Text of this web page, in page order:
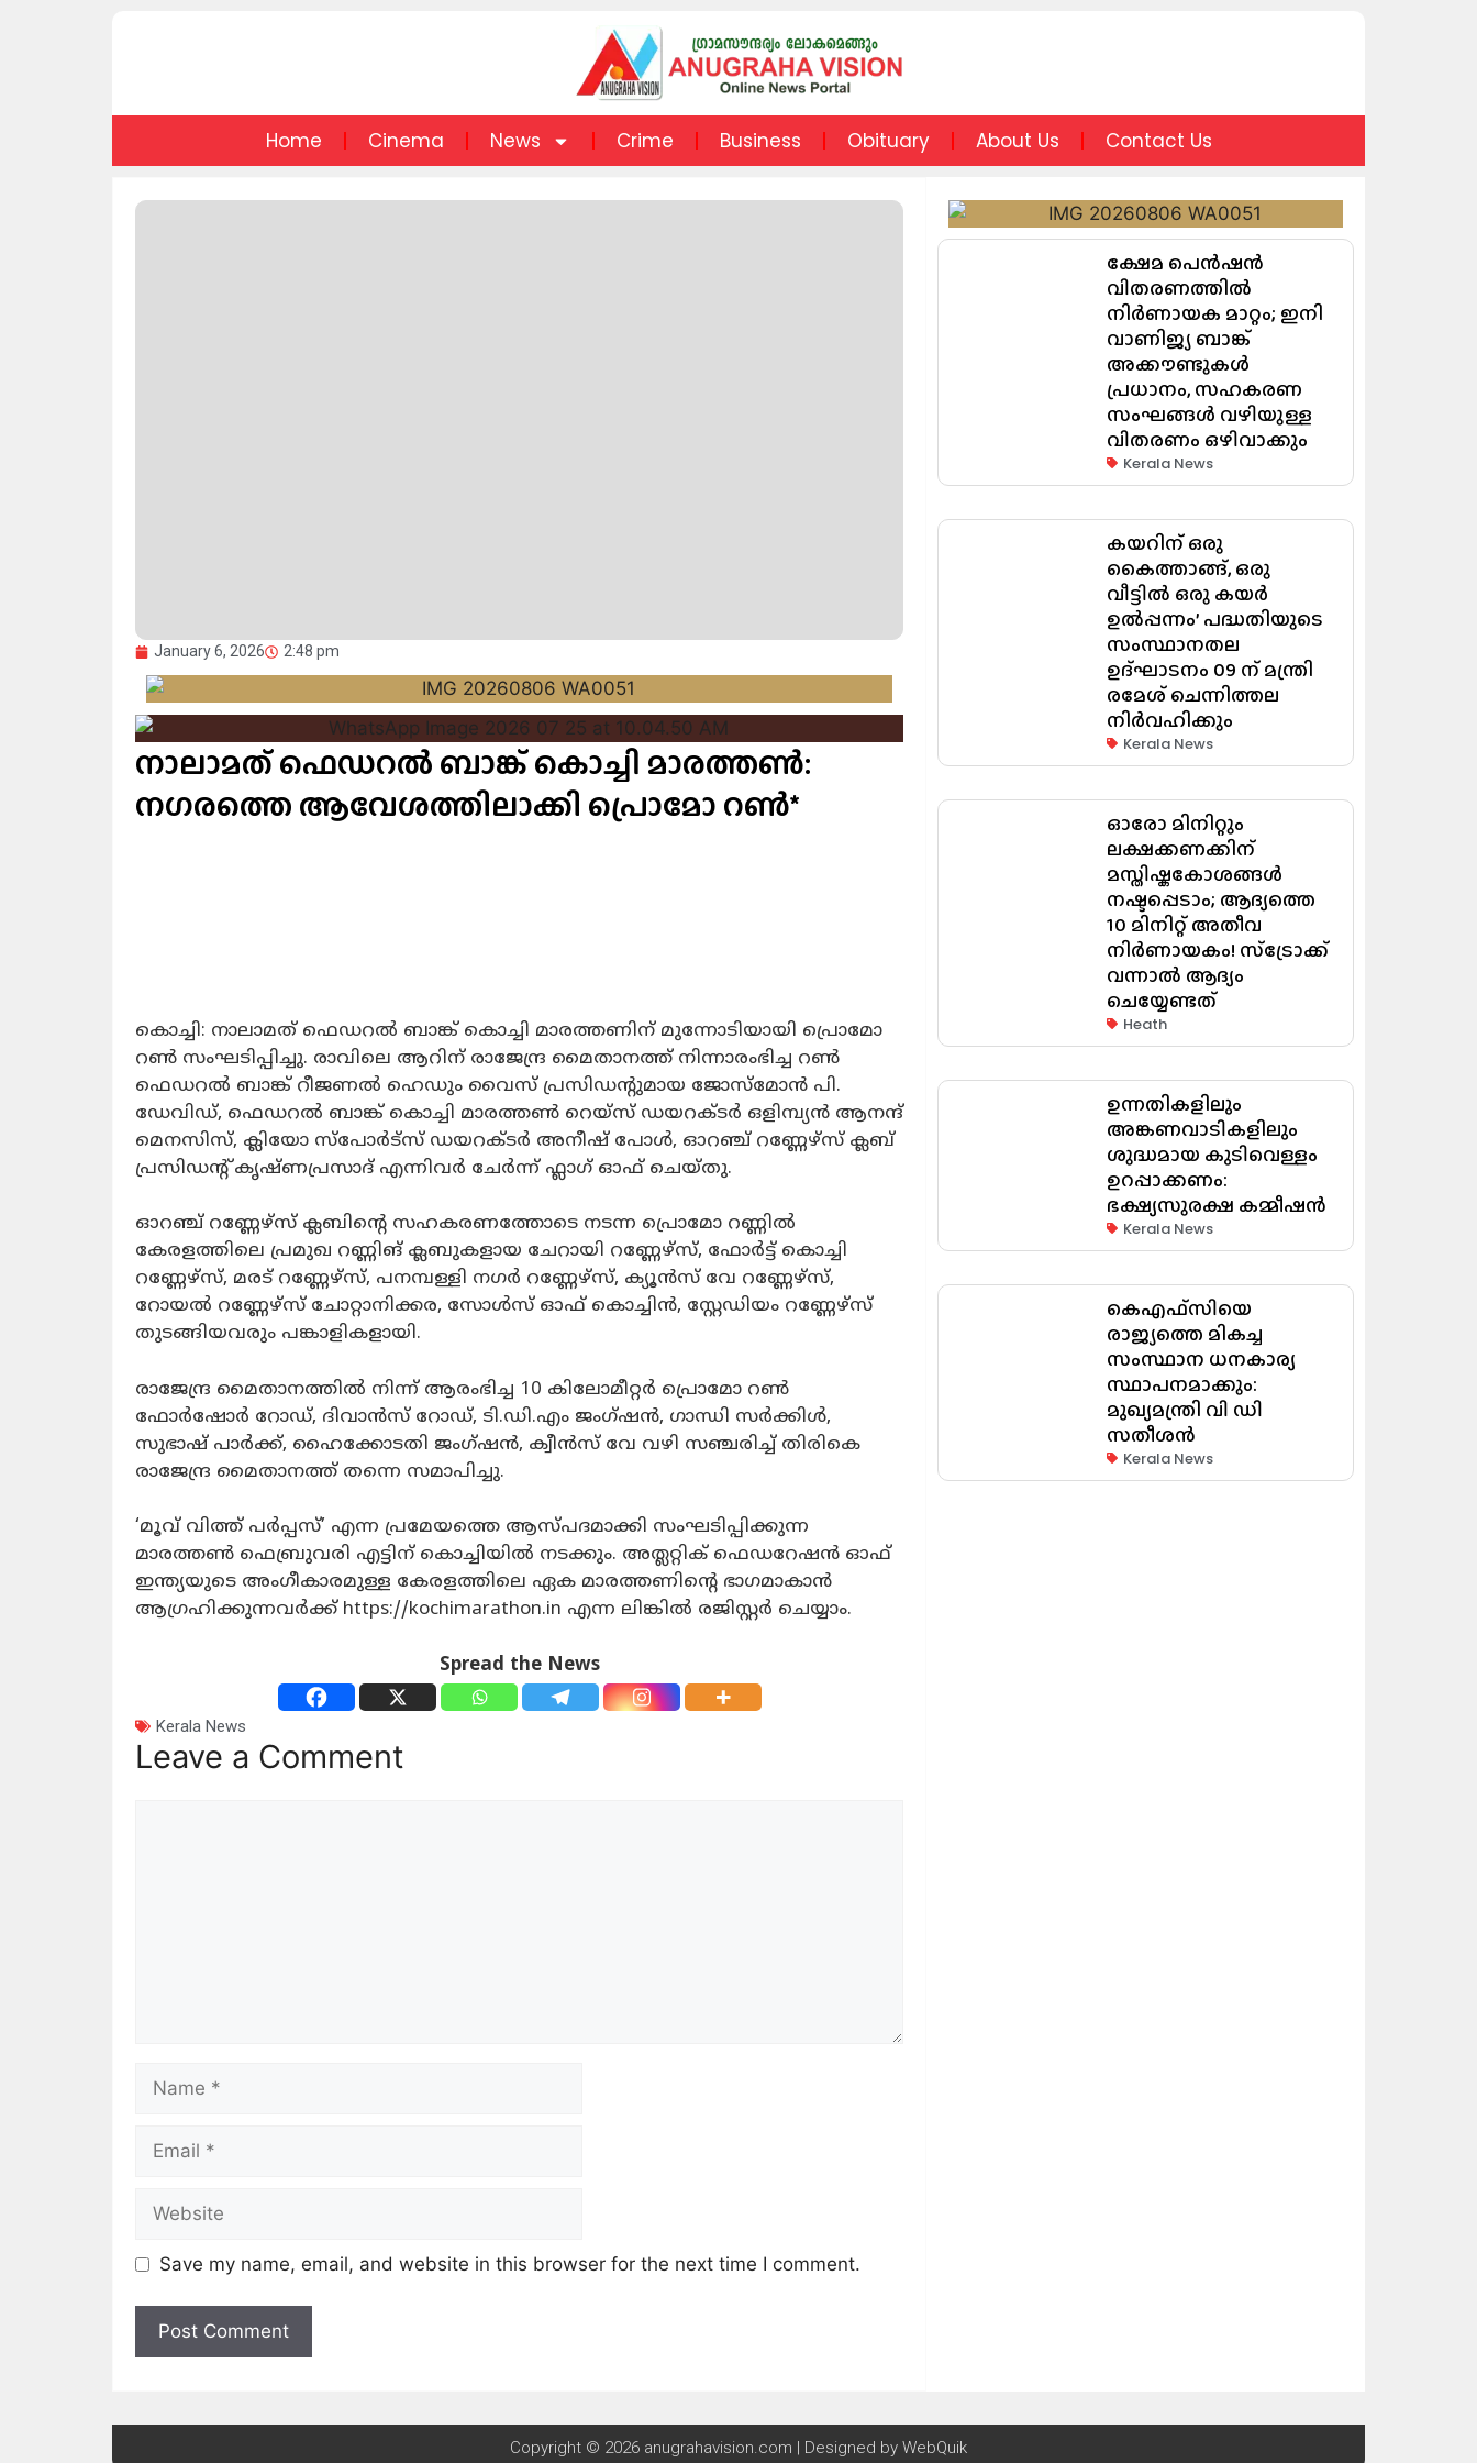
Home Cinema News Crime Business Obituary About Us Contact Us
January 6, 2026 2:48 pm
നാലാമത് ഫെഡറൽ ബാങ്ക് കൊച്ചി മാരത്തൺ:
നഗരത്തെ ആവേശത്തിലാക്കി പ്രൊമോ റൺ*
കൊച്ചി: നാലാമത് ഫെഡറൽ ബാങ്ക് കൊച്ചി മാരത്തണിന് മുന്നോടിയായി പ്രൊമോ
റൺ സംഘടിപ്പിച്ചു. രാവിലെ ആറിന് രാജേന്ദ്ര മൈതാനത്ത് നിന്നാരംഭിച്ച റൺ
ഫെഡറൽ ബാങ്ക് റീജണൽ ഹെഡും വൈസ് പ്രസിഡന്റുമായ ജോസ്‌മോൻ പി.
ഡേവിഡ്, ഫെഡറൽ ബാങ്ക് കൊച്ചി മാരത്തൺ റെയ്സ് ഡയറക്ടർ ഒളിമ്പ്യൻ ആനന്ദ്
മെനസിസ്, ക്ലിയോ സ്പോർട്സ് ഡയറക്ടർ അനീഷ് പോൾ, ഓറഞ്ച് റണ്ണേഴ്സ് ക്ലബ്
പ്രസിഡന്റ് കൃഷ്ണപ്രസാദ് എന്നിവർ ചേർന്ന് ഫ്ലാഗ് ഓഫ് ചെയ്തു.
ഓറഞ്ച് റണ്ണേഴ്സ് ക്ലബിൻ്റെ സഹകരണത്തോടെ നടന്ന പ്രൊമോ റണ്ണിൽ
കേരളത്തിലെ പ്രമുഖ റണ്ണിങ് ക്ലബുകളായ ചേറായി റണ്ണേഴ്സ്, ഫോർട്ട് കൊച്ചി
റണ്ണേഴ്സ്, മരട് റണ്ണേഴ്സ്, പനമ്പള്ളി നഗർ റണ്ണേഴ്സ്, ക്യൂൻസ് വേ റണ്ണേഴ്സ്,
റോയൽ റണ്ണേഴ്‌സ് ചോറ്റാനിക്കര, സോൾസ് ഓഫ് കൊച്ചിൻ, സ്റ്റേഡിയം റണ്ണേഴ്സ്
തുടങ്ങിയവരും പങ്കാളികളായി.
രാജേന്ദ്ര മൈതാനത്തിൽ നിന്ന് ആരംഭിച്ച 10 കിലോമീറ്റർ പ്രൊമോ റൺ
ഫോർഷോർ റോഡ്, ദിവാൻസ്‌ റോഡ്, ടി.ഡി.എം ജംഗ്ഷൻ, ഗാന്ധി സർക്കിൾ,
സുഭാഷ് പാർക്ക്, ഹൈക്കോടതി ജംഗ്ഷൻ, ക്വീൻസ് വേ വഴി സഞ്ചരിച്ച് തിരികെ
രാജേന്ദ്ര മൈതാനത്ത് തന്നെ സമാപിച്ചു.
‘മൂവ് വിത്ത് പർപ്പസ്’ എന്ന പ്രമേയത്തെ ആസ്പദമാക്കി സംഘടിപ്പിക്കുന്ന
മാരത്തൺ ഫെബ്രുവരി എട്ടിന് കൊച്ചിയിൽ നടക്കും. അത്ലറ്റിക് ഫെഡറേഷൻ ഓഫ്
ഇന്ത്യയുടെ അംഗീകാരമുള്ള കേരളത്തിലെ ഏക മാരത്തണിൻ്റെ ഭാഗമാകാൻ
ആഗ്രഹിക്കുന്നവർക്ക് https://kochimarathon.in എന്ന ലിങ്കിൽ രജിസ്റ്റർ ചെയ്യാം.
Spread the News
Kerala News
Leave a Comment
Save my name, email, and website in this browser for the next time I comment.
ക്ഷേമ പെൻഷൻ
വിതരണത്തിൽ
നിർണായക മാറ്റം; ഇനി
വാണിജ്യ ബാങ്ക്
അക്കൗണ്ടുകൾ
പ്രധാനം, സഹകരണ
സംഘങ്ങൾ വഴിയുള്ള
വിതരണം ഒഴിവാക്കും
Kerala News
കയറിന് ഒരു
കൈത്താങ്ങ്, ഒരു
വീട്ടിൽ ഒരു കയർ
ഉൽപ്പന്നം’ പദ്ധതിയുടെ
സംസ്ഥാനതല
ഉദ്ഘാടനം 09 ന് മന്ത്രി
രമേശ് ചെന്നിത്തല
നിർവഹിക്കും
Kerala News
ഓരോ മിനിറ്റും
ലക്ഷക്കണക്കിന്
മസ്തിഷ്കകോശങ്ങൾ
നഷ്ടപ്പെടാം; ആദ്യത്തെ
10 മിനിറ്റ് അതീവ
നിർണായകം! സ്ട്രോക്ക്
വന്നാൽ ആദ്യം
ചെയ്യേണ്ടത്
Heath
ഉന്നതികളിലും
അങ്കണവാടികളിലും
ശുദ്ധമായ കുടിവെള്ളം
ഉറപ്പാക്കണം:
ഭക്ഷ്യസുരക്ഷ കമ്മീഷൻ
Kerala News
കെഎഫ്‌സിയെ
രാജ്യത്തെ മികച്ച
സംസ്ഥാന ധനകാര്യ
സ്ഥാപനമാക്കും:
മുഖ്യമന്ത്രി വി ഡി
സതീശൻ
Kerala News
Copyright © 2026 anugrahavision.com | Designed by WebQuik